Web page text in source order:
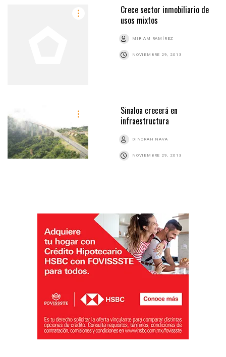
Crece sector inmobiliario de
usos mixtos
MIRIAM RAMÍREZ
NOVIEMBRE 29, 2013
Sinaloa crecerá en
infraestructura
DINORAH NAVA
NOVIEMBRE 29, 2013